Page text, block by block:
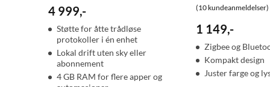
4 999,-
Støtte for åtte trådløse
protokoller i én enhet
Lokal drift uten sky eller
abonnement
4 GB RAM for flere apper og
(10 kundeanmeldelser)
1 149,-
Zigbee og
Kompakt design
Juster farge og